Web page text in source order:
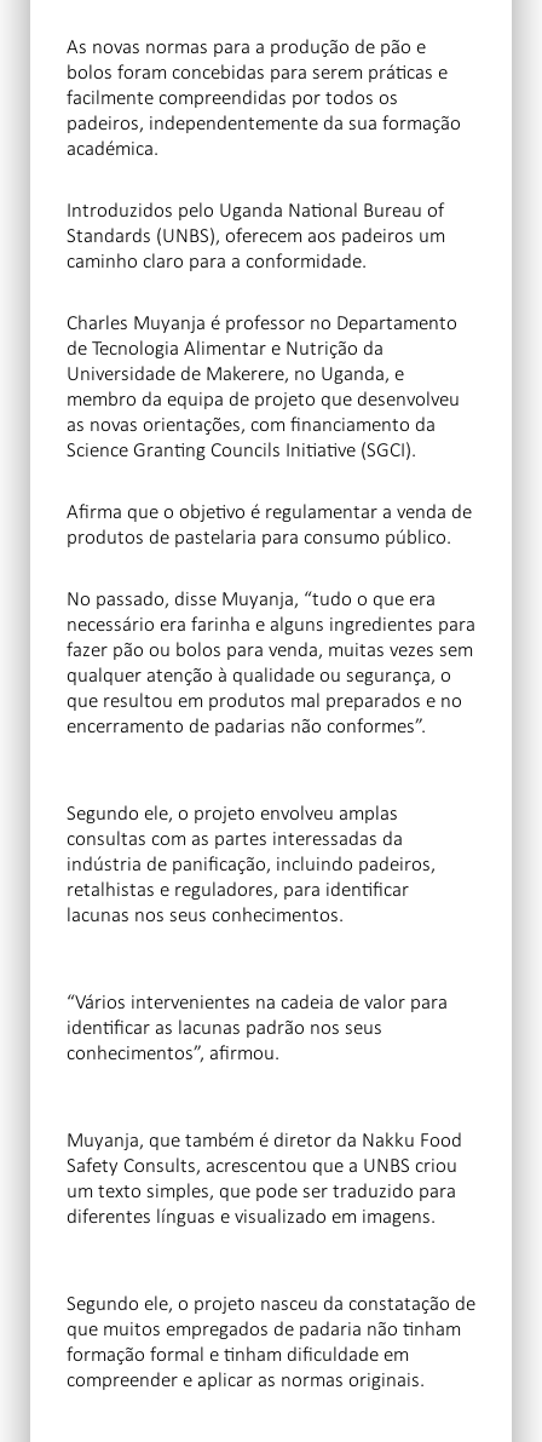
As novas normas para a produção de pão e
bolos foram concebidas para serem práticas e
facilmente compreendidas por todos os
padeiros, independentemente da sua formação
académica.
Introduzidos pelo Uganda National Bureau of
Standards (UNBS), oferecem aos padeiros um
caminho claro para a conformidade.
Charles Muyanja é professor no Departamento
de Tecnologia Alimentar e Nutrição da
Universidade de Makerere, no Uganda, e
membro da equipa de projeto que desenvolveu
as novas orientações, com financiamento da
Science Granting Councils Initiative (SGCI).
Afirma que o objetivo é regulamentar a venda de
produtos de pastelaria para consumo público.
No passado, disse Muyanja, “tudo o que era
necessário era farinha e alguns ingredientes para
fazer pão ou bolos para venda, muitas vezes sem
qualquer atenção à qualidade ou segurança, o
que resultou em produtos mal preparados e no
encerramento de padarias não conformes”.
Segundo ele, o projeto envolveu amplas
consultas com as partes interessadas da
indústria de panificação, incluindo padeiros,
retalhistas e reguladores, para identificar
lacunas nos seus conhecimentos.
“Vários intervenientes na cadeia de valor para
identificar as lacunas padrão nos seus
conhecimentos”, afirmou.
Muyanja, que também é diretor da Nakku Food
Safety Consults, acrescentou que a UNBS criou
um texto simples, que pode ser traduzido para
diferentes línguas e visualizado em imagens.
Segundo ele, o projeto nasceu da constatação de
que muitos empregados de padaria não tinham
formação formal e tinham dificuldade em
compreender e aplicar as normas originais.